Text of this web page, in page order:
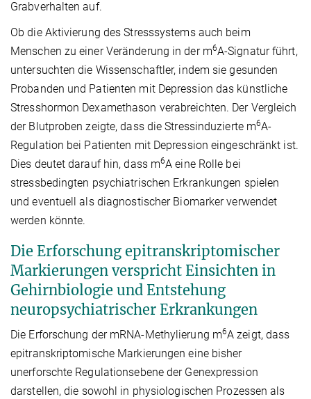
Grabverhalten auf.
Ob die Aktivierung des Stresssystems auch beim
Menschen zu einer Veränderung in der m6A-Signatur führt,
untersuchten die Wissenschaftler, indem sie gesunden
Probanden und Patienten mit Depression das künstliche
Stresshormon Dexamethason verabreichten. Der Vergleich
der Blutproben zeigte, dass die Stressinduzierte m6A-
Regulation bei Patienten mit Depression eingeschränkt ist.
Dies deutet darauf hin, dass m6A eine Rolle bei
stressbedingten psychiatrischen Erkrankungen spielen
und eventuell als diagnostischer Biomarker verwendet
werden könnte.
Die Erforschung epitranskriptomischer
Markierungen verspricht Einsichten in
Gehirnbiologie und Entstehung
neuropsychiatrischer Erkrankungen
Die Erforschung der mRNA-Methylierung m6A zeigt, dass
epitranskriptomische Markierungen eine bisher
unerforschte Regulationsebene der Genexpression
darstellen, die sowohl in physiologischen Prozessen als